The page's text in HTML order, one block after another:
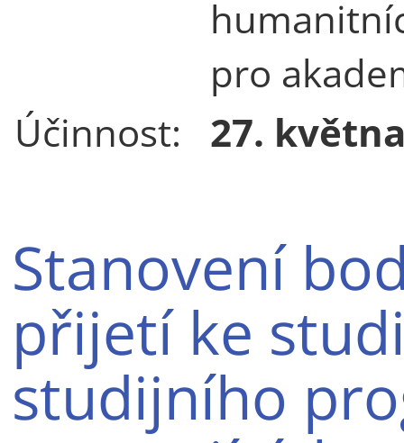
pro
Účinnost:
27.
Stanovení
přijetí ke
studijního